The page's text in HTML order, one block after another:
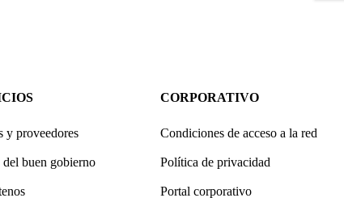
y proveedores
buen gobierno
CORPORATIVO
Condiciones de acceso a la red
Política de privacidad
Portal corporativo